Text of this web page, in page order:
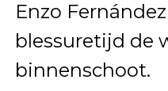
Enzo
blessuretijd de
binnenschoot.